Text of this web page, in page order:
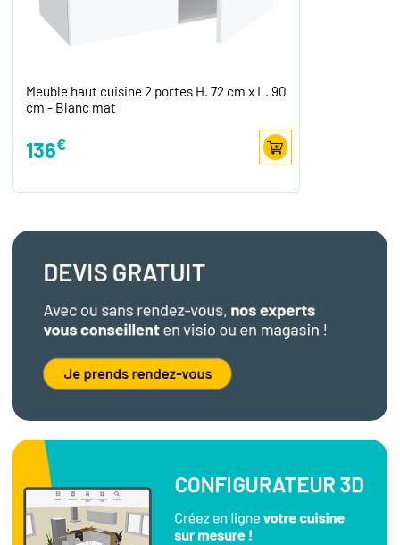
Meuble haut cuisine 2 portes H. 72 cm x L. 90
cm - Blanc mat
136€